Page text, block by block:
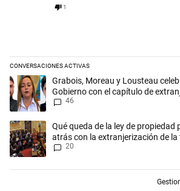
1
CONVERSACIONES ACTIVAS
Este listado muestra los artículos con más
Un artículo de tendencia con el título
Grabois, Moreau y Lousteau
Gobierno con el capítulo de
46
Un artículo de tendencia con el título "Qué
Qué queda de la ley de
atrás con la extranjerización de la
20